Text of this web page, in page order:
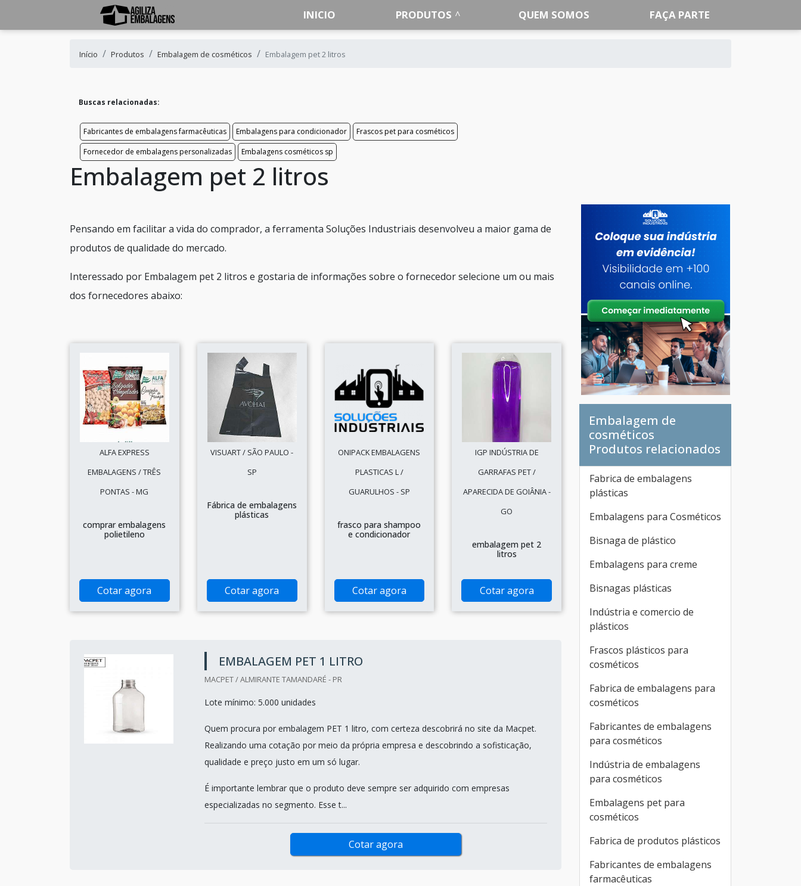
INICIO PRODUTOS QUEM SOMOS FAÇA PARTE
Início Produtos Embalagem de cosméticos Embalagem pet 2 litros
Buscas relacionadas:
Fabricantes de embalagens farmacêuticas Embalagens para condicionador
Frascos pet para cosméticos
Fornecedor de embalagens personalizadas
Embalagens cosméticos sp
Embalagem pet 2 litros
Pensando em facilitar a vida do comprador, a ferramenta Soluções Industriais desenvolveu a maior gama de
produtos de qualidade do mercado.
Interessado por Embalagem pet 2 litros e gostaria de informações sobre o fornecedor selecione um ou mais
dos fornecedores abaixo:
ALFA EXPRESS
EMBALAGENS / TRÊS
PONTAS - MG
comprar embalagens
polietileno
Cotar agora
VISUART / SÃO PAULO -
SP
Fábrica de embalagens
plásticas
Cotar agora
ONIPACK EMBALAGENS
PLASTICAS L /
GUARULHOS - SP
frasco para shampoo
e condicionador
Cotar agora
IGP INDÚSTRIA DE
GARRAFAS PET /
APARECIDA DE GOIÂNIA -
GO
embalagem pet 2
litros
Cotar agora
EMBALAGEM PET 1 LITRO
MACPET / ALMIRANTE TAMANDARÉ - PR
Lote mínimo: 5.000 unidades
Quem procura por embalagem PET 1 litro, com certeza descobrirá no site da Macpet.
Realizando uma cotação por meio da própria empresa e descobrindo a sofisticação,
qualidade e preço justo em um só lugar.
É importante lembrar que o produto deve sempre ser adquirido com empresas
especializadas no segmento. Esse t...
Cotar agora
Embalagem de
cosméticos
Produtos relacionados
Fabrica de embalagens
plásticas
Embalagens para Cosméticos
Bisnaga de plástico
Embalagens para creme
Bisnagas plásticas
Indústria e comercio de
plásticos
Frascos plásticos para
cosméticos
Fabrica de embalagens para
cosméticos
Fabricantes de embalagens
para cosméticos
Indústria de embalagens
para cosméticos
Embalagens pet para
cosméticos
Fabrica de produtos plásticos
Fabricantes de embalagens
farmacêuticas